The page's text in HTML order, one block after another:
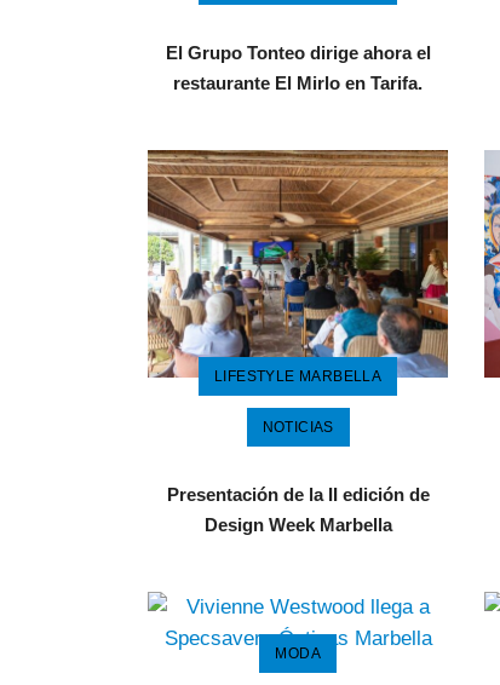
El Grupo Tonteo dirige ahora el
restaurante El Mirlo en Tarifa.
LIFESTYLE MARBELLA
NOTICIAS
Presentación de la II edición de
Design Week Marbella
MODA